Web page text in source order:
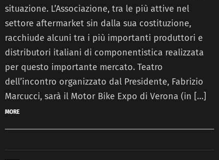
situazione. L’Associazione, tra le più attive nel
settore aftermarket sin dalla sua costituzione,
racchiude alcuni tra i più importanti produttori e
distributori italiani di componentistica realizzata
per questo importante mercato. Teatro
dell’incontro organizzato dal Presidente, Fabrizio
Marcucci, sarà il Motor Bike Expo di Verona (in […]
MORE